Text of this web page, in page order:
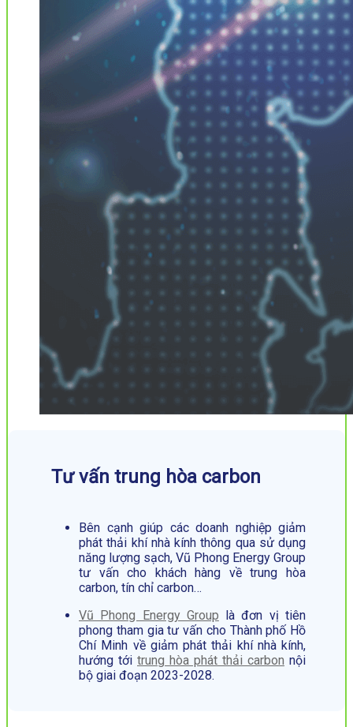
Tư vấn trung hòa carbon
Bên cạnh giúp các doanh nghiệp giảm
phát thải khí nhà kính thông qua sử dụng
năng lượng sạch, Vũ Phong Energy Group
tư vấn cho khách hàng về trung hòa
carbon, tín chỉ carbon…
Vũ Phong Energy Group là đơn vị tiên
phong tham gia tư vấn cho Thành phố Hồ
Chí Minh về giảm phát thải khí nhà kính,
hướng tới trung hòa phát thải carbon nội
bộ giai đoạn 2023-2028.